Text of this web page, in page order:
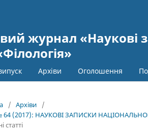
журнал «Наукові
Архіви Оголошення
/ Архіви
/
(2017): НАУКОВІ ЗАПИСКИ
статті